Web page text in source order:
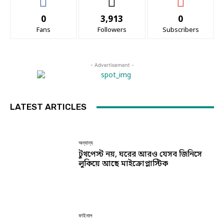
0
Fans
3,913
Followers
0
Subscribers
- Advertisement -
LATEST ARTICLES
অন্যান্য
টুথপেস্ট নয়, ঘরের আরও যেসব জিনিসে
লুকিয়ে আছে মাইক্রোপ্লাস্টিক
ফাইনাল